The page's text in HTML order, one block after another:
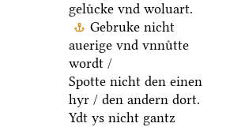
geluͤcke vnd woluart.
Gebruke nicht
auerige vnd vnnuͤtte
wordt /
Spotte nicht den einen
hyr / den andern dort.
Ydt ys nicht gantz